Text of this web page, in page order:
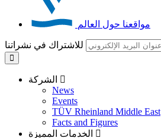
مواقعنا حول العالم
للاشتراك في نشراتنا
News
Events
TÜV Rheinland Middle East
Facts and Figures